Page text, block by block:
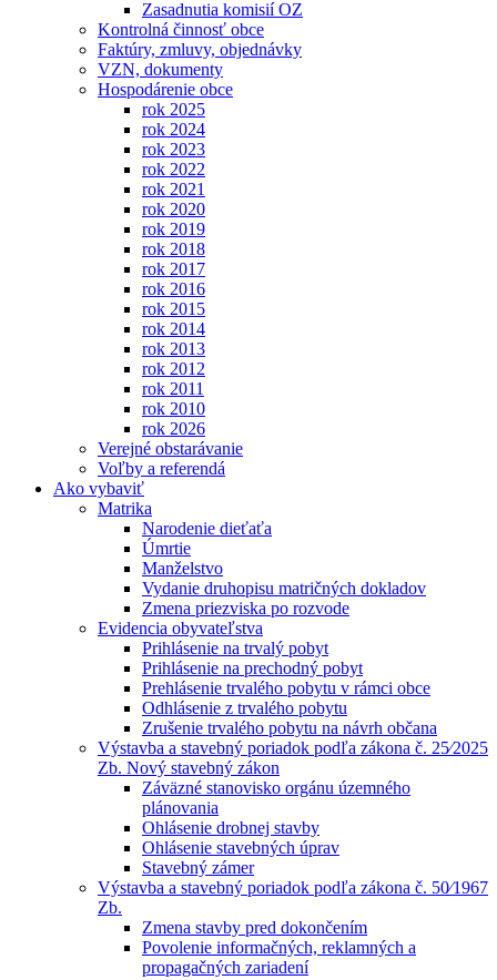
Zasadnutia komisií OZ
Kontrolná činnosť obce
Faktúry, zmluvy, objednávky
VZN, dokumenty
Hospodárenie obce
rok 2025
rok 2024
rok 2023
rok 2022
rok 2021
rok 2020
rok 2019
rok 2018
rok 2017
rok 2016
rok 2015
rok 2014
rok 2013
rok 2012
rok 2011
rok 2010
rok 2026
Verejné obstarávanie
Voľby a referendá
Ako vybaviť
Matrika
Narodenie dieťaťa
Úmrtie
Manželstvo
Vydanie druhopisu matričných dokladov
Zmena priezviska po rozvode
Evidencia obyvateľstva
Prihlásenie na trvalý pobyt
Prihlásenie na prechodný pobyt
Prehlásenie trvalého pobytu v rámci obce
Odhlásenie z trvalého pobytu
Zrušenie trvalého pobytu na návrh občana
Výstavba a stavebný poriadok podľa zákona č. 25⁄2025
Zb. Nový stavebný zákon
Záväzné stanovisko orgánu územného
plánovania
Ohlásenie drobnej stavby
Ohlásenie stavebných úprav
Stavebný zámer
Výstavba a stavebný poriadok podľa zákona č. 50⁄1967
Zb.
Zmena stavby pred dokončením
Povolenie informačných, reklamných a
propagačných zariadení